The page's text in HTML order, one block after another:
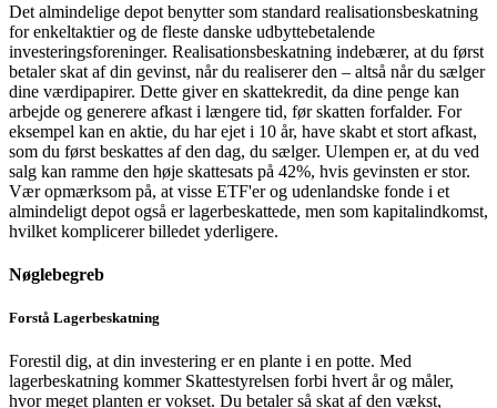
Det almindelige depot benytter som standard realisationsbeskatning
for enkeltaktier og de fleste danske udbyttebetalende
investeringsforeninger. Realisationsbeskatning indebærer, at du først
betaler skat af din gevinst, når du realiserer den – altså når du sælger
dine værdipapirer. Dette giver en skattekredit, da dine penge kan
arbejde og generere afkast i længere tid, før skatten forfalder. For
eksempel kan en aktie, du har ejet i 10 år, have skabt et stort afkast,
som du først beskattes af den dag, du sælger. Ulempen er, at du ved
salg kan ramme den høje skattesats på 42%, hvis gevinsten er stor.
Vær opmærksom på, at visse ETF'er og udenlandske fonde i et
almindeligt depot også er lagerbeskattede, men som kapitalindkomst,
hvilket komplicerer billedet yderligere.
Nøglebegreb
Forstå Lagerbeskatning
Forestil dig, at din investering er en plante i en potte. Med
lagerbeskatning kommer Skattestyrelsen forbi hvert år og måler,
hvor meget planten er vokset. Du betaler så skat af den vækst,